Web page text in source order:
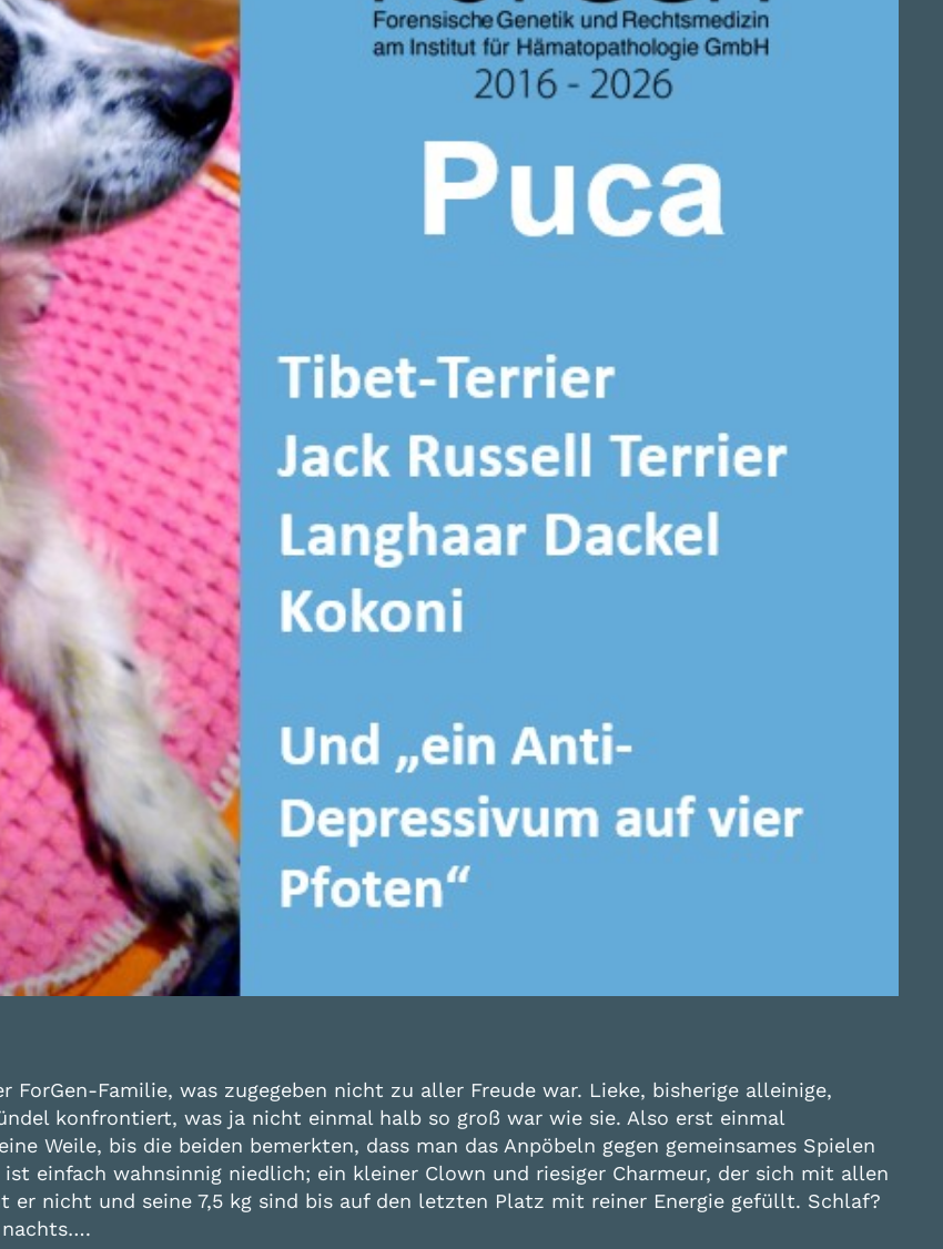
ForGen-Familie, was zugegeben nicht zu aller Freude war. Lieke, bisherige alleinige,
konfrontiert, was ja nicht einmal halb so groß war wie sie. Also erst einmal
Weile, bis die beiden bemerkten, dass man das Anpöbeln gegen gemeinsames Spielen
einfach wahnsinnig niedlich; ein kleiner Clown und riesiger Charmeur, der sich mit allen
er nicht und seine 7,5 kg sind bis auf den letzten Platz mit reiner Energie gefüllt. Schlaf?
nachts….